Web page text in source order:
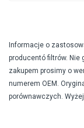
Informacje o
producentó filtrów. Nie
zakupem prosimy o
numerem OEM.
porównawczych.